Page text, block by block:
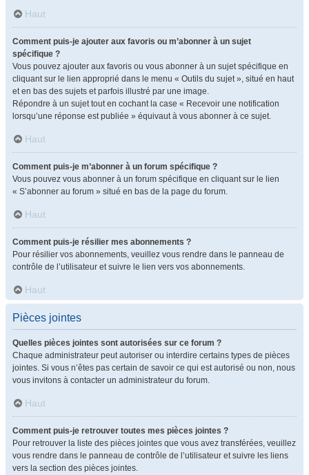
Haut
Comment puis-je ajouter aux favoris ou m’abonner à un sujet
spécifique ?
Vous pouvez ajouter aux favoris ou vous abonner à un sujet spécifique en
cliquant sur le lien approprié dans le menu « Outils du sujet », situé en haut
et en bas des sujets et parfois illustré par une image.
Répondre à un sujet tout en cochant la case « Recevoir une notification
lorsqu’une réponse est publiée » équivaut à vous abonner à ce sujet.
Haut
Comment puis-je m’abonner à un forum spécifique ?
Vous pouvez vous abonner à un forum spécifique en cliquant sur le lien
« S’abonner au forum » situé en bas de la page du forum.
Haut
Comment puis-je résilier mes abonnements ?
Pour résilier vos abonnements, veuillez vous rendre dans le panneau de
contrôle de l’utilisateur et suivre le lien vers vos abonnements.
Haut
Pièces jointes
Quelles pièces jointes sont autorisées sur ce forum ?
Chaque administrateur peut autoriser ou interdire certains types de pièces
jointes. Si vous n’êtes pas certain de savoir ce qui est autorisé ou non, nous
vous invitons à contacter un administrateur du forum.
Haut
Comment puis-je retrouver toutes mes pièces jointes ?
Pour retrouver la liste des pièces jointes que vous avez transférées, veuillez
vous rendre dans le panneau de contrôle de l’utilisateur et suivre les liens
vers la section des pièces jointes.